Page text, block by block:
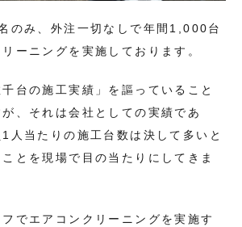
のみ、外注一切なしで年間1,000台
ーニングを実施しております。
台の施工実績」を謳っていること
、それは会社としての実績であ
人当たりの施工台数は決して多いと
とを現場で目の当たりにしてきま
でエアコンクリーニングを実施す